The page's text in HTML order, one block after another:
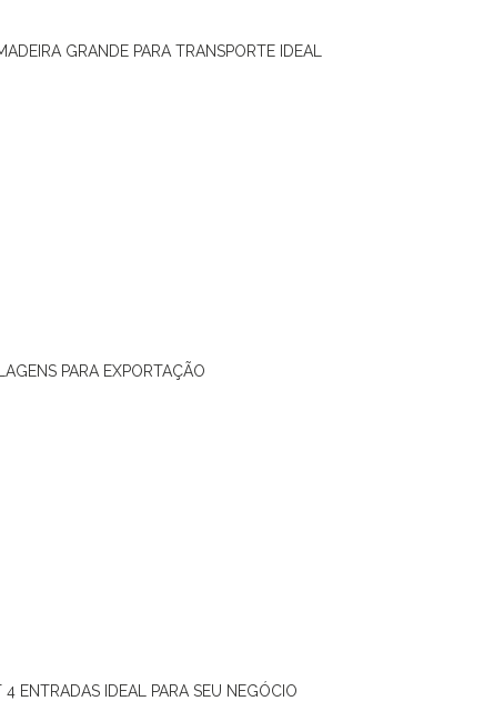
GRANDE PARA TRANSPORTE IDEAL
PARA EXPORTAÇÃO
4 ENTRADAS IDEAL PARA SEU NEGÓCIO